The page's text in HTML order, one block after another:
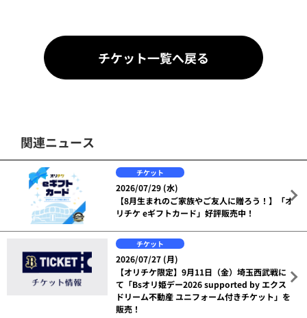
チケット一覧へ戻る
関連ニュース
チケット
2026/07/29 (水)
【8月生まれのご家族やご友人に贈ろう！】「オ
リチケ eギフトカード」好評販売中！
チケット
2026/07/27 (月)
【オリチケ限定】9月11日（金）埼玉西武戦に
て「Bsオリ姫デー2026 supported by エクス
ドリーム不動産 ユニフォーム付きチケット」を
販売！